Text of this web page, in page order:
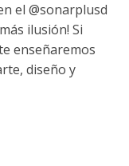
el @sonarplusd
ilusión! Si
enseñaremos
diseño y